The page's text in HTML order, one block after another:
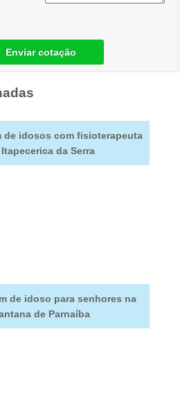
Enviar cotação
de idosos com fisioterapeuta
Itapecerica da Serra
de idoso para senhores na
de Parnaíba